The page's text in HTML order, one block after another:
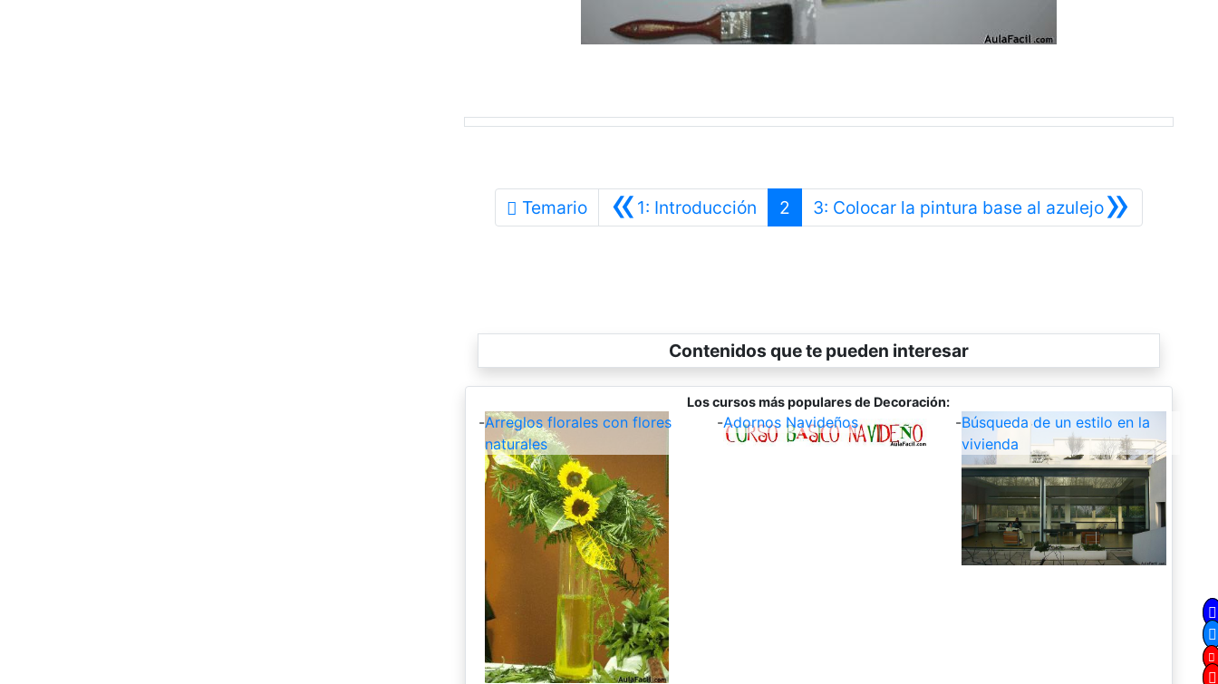
Temario «1: IntroducciónAnterior
2 »
3: Colocar la pintura base al azulejoSiguiente
Contenidos que te pueden interesar
Los cursos más populares de Decoración:
-Arreglos florales con flores
naturales
-Adornos Navideños -Búsqueda de un estilo en la
vivienda